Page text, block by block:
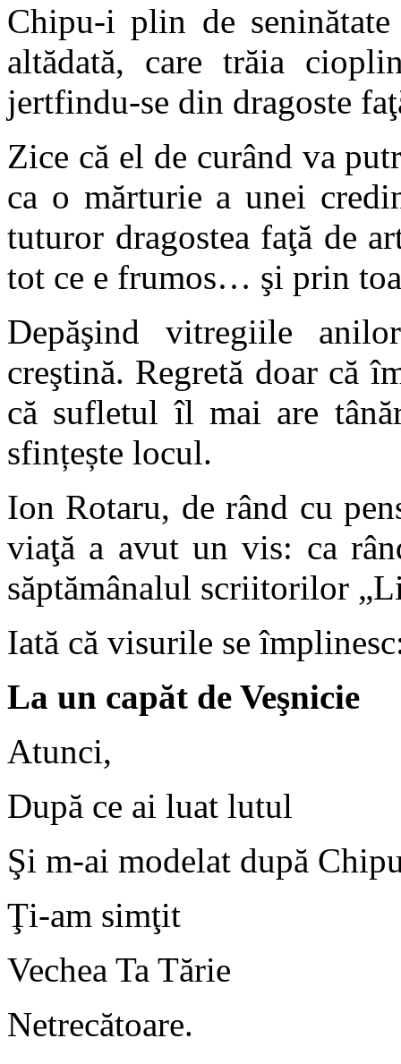
Chipu-i plin de
altădată, care trăia
jertfindu-se din dragoste
Zice că el de curând va
ca o mărturie a unei
tuturor dragostea faţă de
tot ce e frumos… şi prin
Depăşind vitregiile
creştină. Regretă doar că
că sufletul îl mai are
sfințește locul.
Ion Rotaru, de rând cu
viaţă a avut un vis: ca
săptămânalul scriitorilor
Iată că visurile se
La un capăt de Veşnicie
Atunci,
După ce ai luat lutul
Şi m-ai modelat după
Ţi-am simţit
Vechea Ta Tărie
Netrecătoare.